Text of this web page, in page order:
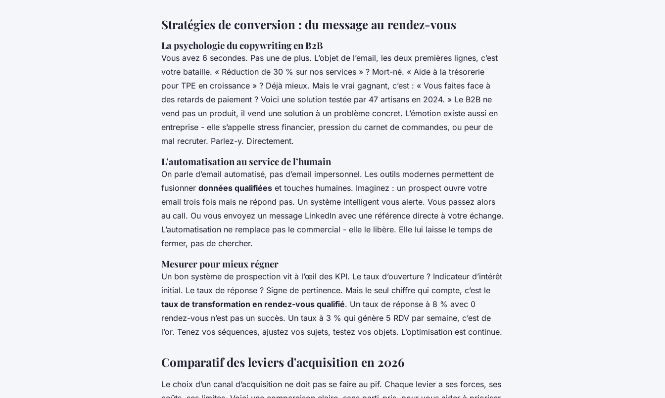
Stratégies de conversion : du message au rendez-vous
La psychologie du copywriting en B2B
Vous avez 6 secondes. Pas une de plus. L’objet de l’email, les deux premières lignes, c’est
votre bataille. « Réduction de 30 % sur nos services » ? Mort-né. « Aide à la trésorerie
pour TPE en croissance » ? Déjà mieux. Mais le vrai gagnant, c’est : « Vous faites face à
des retards de paiement ? Voici une solution testée par 47 artisans en 2024. » Le B2B ne
vend pas un produit, il vend une solution à un problème concret. L’émotion existe aussi en
entreprise - elle s’appelle stress financier, pression du carnet de commandes, ou peur de
mal recruter. Parlez-y. Directement.
L’automatisation au service de l’humain
On parle d’email automatisé, pas d’email impersonnel. Les outils modernes permettent de
fusionner données qualifiées et touches humaines. Imaginez : un prospect ouvre votre
email trois fois mais ne répond pas. Un système intelligent vous alerte. Vous passez alors
au call. Ou vous envoyez un message LinkedIn avec une référence directe à votre échange.
L’automatisation ne remplace pas le commercial - elle le libère. Elle lui laisse le temps de
fermer, pas de chercher.
Mesurer pour mieux régner
Un bon système de prospection vit à l’œil des KPI. Le taux d’ouverture ? Indicateur d’intérêt
initial. Le taux de réponse ? Signe de pertinence. Mais le seul chiffre qui compte, c’est le
taux de transformation en rendez-vous qualifié. Un taux de réponse à 8 % avec 0
rendez-vous n’est pas un succès. Un taux à 3 % qui génère 5 RDV par semaine, c’est de
l’or. Tenez vos séquences, ajustez vos sujets, testez vos objets. L’optimisation est continue.
Comparatif des leviers d'acquisition en 2026
Le choix d’un canal d’acquisition ne doit pas se faire au pif. Chaque levier a ses forces, ses